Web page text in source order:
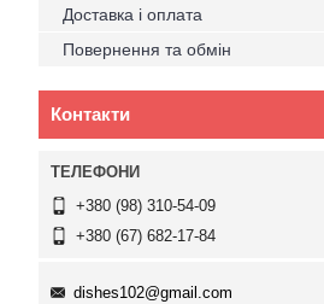
Доставка і оплата
Повернення та обмін
Контакти
+380 (98) 310-54-09
+380 (67) 682-17-84
dishes102@gmail.com